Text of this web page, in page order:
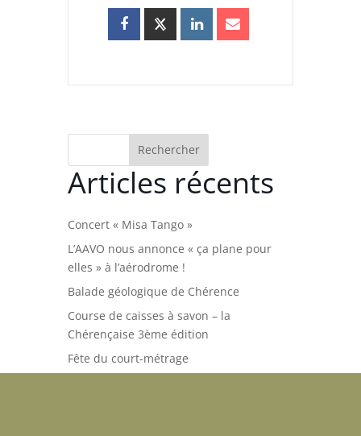
Rechercher
Articles récents
Concert « Misa Tango »
L’AAVO nous annonce « ça plane pour
elles » à l’aérodrome !
Balade géologique de Chérence
Course de caisses à savon – la
Chérençaise 3ème édition
Fête du court-métrage